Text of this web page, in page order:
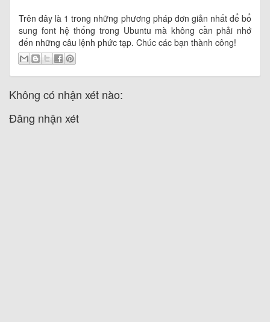
Trên đây là 1 trong những phương pháp đơn giản nhất để bổ
sung font hệ thống trong Ubuntu mà không cần phải nhớ
đến những câu lệnh phức tạp. Chúc các bạn thành công!
Không có nhận xét nào:
Đăng nhận xét